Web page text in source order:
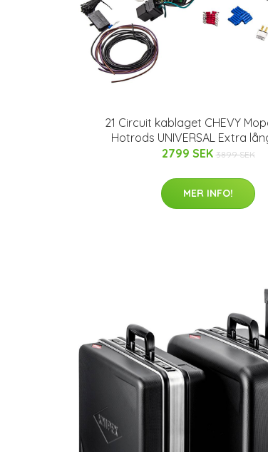
21 Circuit kablaget CHEVY
Hotrods UNIVERSAL Extra
2799 SEK 3899 SEK
MER INFO!